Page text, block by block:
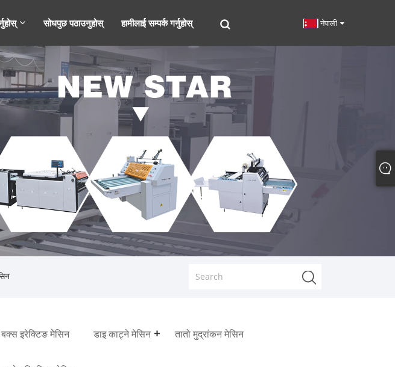
सोधपुछ पठाउनुहोस् हामीलाई सम्पर्क गर्नुहोस् नेपाली
बक्स इरेक्टिङ मेसिन डाइ काट्ने मेसिन तातो मुद्रांकन मेसिन